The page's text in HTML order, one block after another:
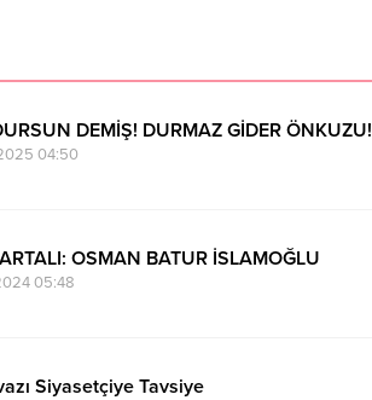
DEMİŞ! DURMAZ GİDER ÖNKUZU!
04:50
OSMAN BATUR İSLAMOĞLU
05:48
Siyasetçiye Tavsiye